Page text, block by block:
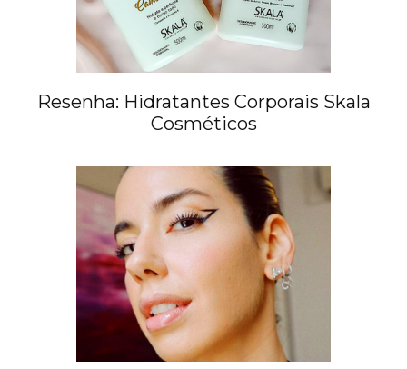
Resenha: Hidratantes Corporais Skala
Cosméticos